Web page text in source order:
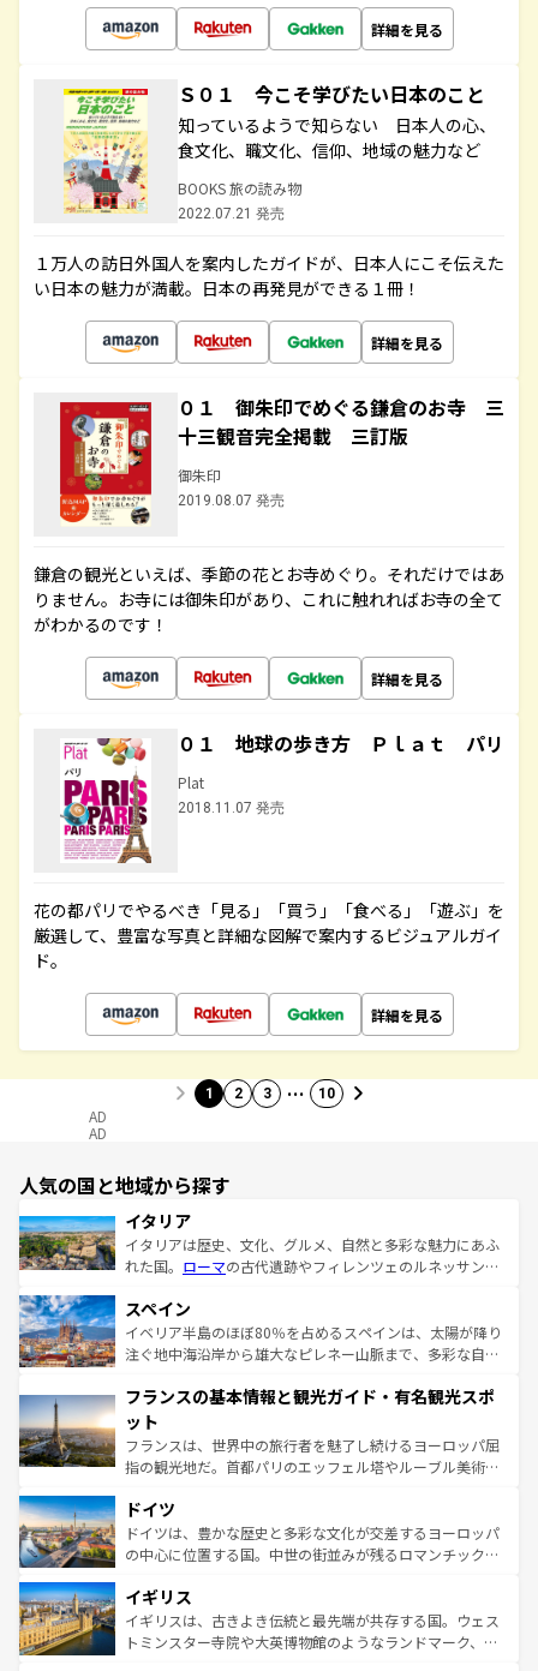
詳細を見る
Ｓ０１ 今こそ学びたい日本のこと
知っているようで知らない 日本人の心、
食文化、職文化、信仰、地域の魅力など
BOOKS 旅の読み物
2022.07.21 発売
１万人の訪日外国人を案内したガイドが、日本人にこそ伝えた
い日本の魅力が満載。日本の再発見ができる１冊！
詳細を見る
０１ 御朱印でめぐる鎌倉のお寺 三
十三観音完全掲載 三訂版
御朱印
2019.08.07 発売
鎌倉の観光といえば、季節の花とお寺めぐり。それだけではあ
りません。お寺には御朱印があり、これに触れればお寺の全て
がわかるのです！
詳細を見る
０１ 地球の歩き方 Ｐｌａｔ パリ
Plat
2018.11.07 発売
花の都パリでやるべき「見る」「買う」「食べる」「遊ぶ」を
厳選して、豊富な写真と詳細な図解で案内するビジュアルガイ
ド。
詳細を見る
1 2 3 … 10
AD
AD
人気の国と地域から探す
イタリア
イタリアは歴史、文化、グルメ、自然と多彩な魅力にあふ
れた国。 ローマの古代遺跡やフィレンツェのルネッサンス
ろん、トスカーナの美しい田園風景やアマルフィ海岸の絶
景など、自然景観も見逃せない。観光の合間には、本場の
ピザやパスタなど、絶品のイタリア料理を堪能することも
ませてくれるイタリアで、忘れられない旅をしてみよう！
なお、新着のイタリア情報は
しい。
スペイン
イベリア半島のほぼ80％を占めるスペインは、太陽が降り
注ぐ地中海沿岸から雄大なピレネー山脈まで、多彩な自然
文化が根付くこの国では、情熱的なフラメンコ、熱気あふ
れる闘牛、そして美味しいタパスが生活の一部となってい
る。首都マドリードの洗練された雰囲気や、バルセロナの
アートに溢れた街角から、地方では古代ローマ遺跡や中世
せる。地方によって風土や気候が異なるスペインはその個
性で訪れる人を魅了する。 なお、新着のスペイン情報は コ
ンテンツ一覧を参照してほしい。
フランスの基本情報と観光ガイド・有名観光スポ
ット
フランスは、世界中の旅行者を魅了し続けるヨーロッパ屈
指の観光地だ。首都パリのエッフェル塔やルーブル美術館
で、幅広い魅力が詰まっている。華麗な宮殿、歴史的な大
聖堂、美しいビーチ、そして豊かな自然が、訪れる者を心
から魅了する。また、フランスは美食の国としても知ら
いる。シャンパンの発祥地であるランス、プロヴァンスの
香り高いラベンダー畑など、多彩な楽しみ方が可能だ。さ
らに、パリ以外の地域にも魅力が溢れており、どの街角に
ドイツ
ドイツは、豊かな歴史と多彩な文化が交差するヨーロッパ
の中心に位置する国。中世の街並みが残るロマンチック街
顔を持つこの国は、どこを歩いても飽きることがない。ベ
ルリンの文化的活気、バイエルン州のアルプスの絶景、そ
してライン川沿いのワイン畑といった風景は必見。ビール
イギリス
イギリスは、古きよき伝統と最先端が共存する国。ウェス
トミンスター寺院や大英博物館のようなランドマーク、歴